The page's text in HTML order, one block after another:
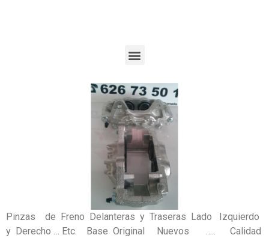
Pinzas de Freno Delanteras y Traseras Lado Izquierdo
y Derecho … Etc. Base Original Nuevos ….. Calidad